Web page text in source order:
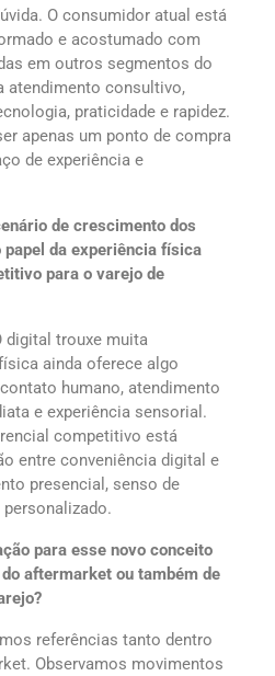
O consumidor atual está
e acostumado com
em outros segmentos do
atendimento consultivo,
praticidade e rapidez.
apenas um ponto de compra
de experiência e
de crescimento dos
da experiência física
para o varejo de
digital trouxe muita
ainda oferece algo
humano, atendimento
e experiência sensorial.
competitivo está
entre conveniência digital e
presencial, senso de
para esse novo conceito
aftermarket ou também de
referências tanto dentro
Observamos movimentos